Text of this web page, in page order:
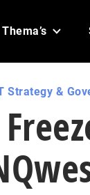
Thema’s
Strategy &